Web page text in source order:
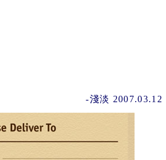
-淺淡 2007.03.12